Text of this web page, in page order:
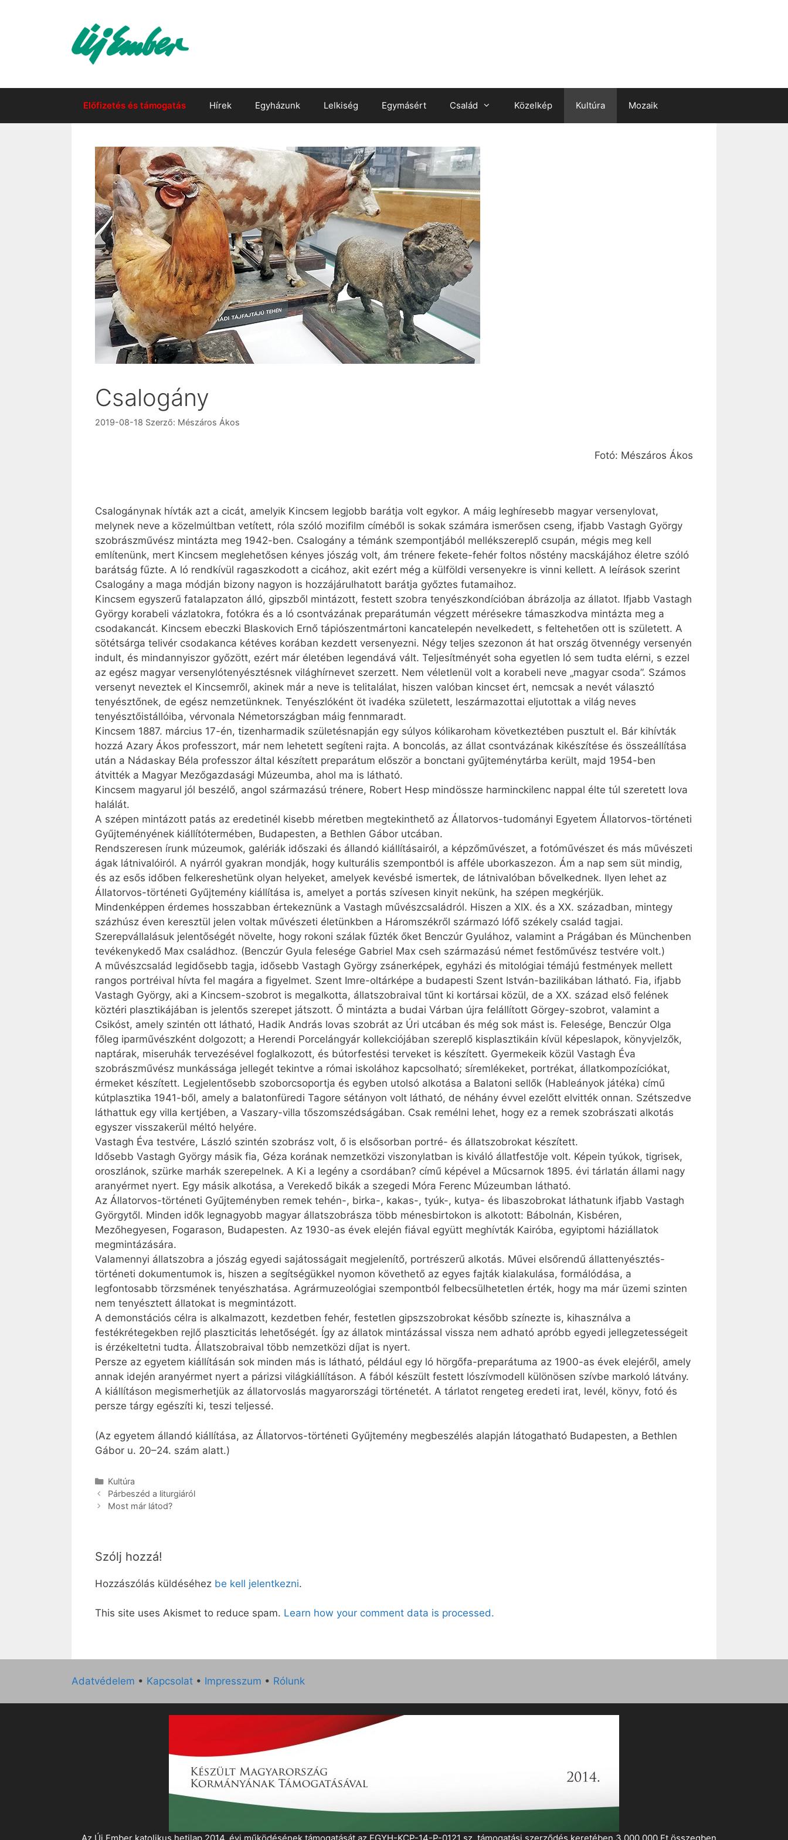
Előfizetés és támogatás Hírek Egyházunk Lelkiség Egymásért Család Közelkép Kultúra Mozaik
Csalogány
2019-08-18 Szerző: Mészáros Ákos
Fotó: Mészáros Ákos
Csalogánynak hívták azt a cicát, amelyik Kincsem legjobb barátja volt egykor. A máig leghíresebb magyar versenylovat,
melynek neve a közelmúltban vetített, róla szóló mozifilm címéből is sokak számára ismerősen cseng, ifjabb Vastagh György
szobrászművész mintázta meg 1942-ben. Csalogány a témánk szempontjából mellékszereplő csupán, mégis meg kell
említenünk, mert Kincsem meglehetősen kényes jószág volt, ám trénere fekete-fehér foltos nőstény macskájához életre szóló
barátság fűzte. A ló rendkívül ragaszkodott a cicához, akit ezért még a külföldi versenyekre is vinni kellett. A leírások szerint
Csalogány a maga módján bizony nagyon is hozzájárulhatott barátja győztes futamaihoz.
Kincsem egyszerű fatalapzaton álló, gipszből mintázott, festett szobra tenyész­kondícióban ábrázolja az állatot. Ifjabb Vastagh
György korabeli vázlatokra, fotókra és a ló csontvázának preparátumán végzett mérésekre támaszkodva mintázta meg a
csodakancát. Kincsem ebeczki Blaskovich Ernő tápiószentmártoni kancatelepén nevelkedett, s feltehetően ott is született. A
sö­tét­sárga telivér csodakanca kétéves korában kezdett versenyezni. Négy teljes szezonon át hat ország ötvennégy versenyén
indult, és mindannyiszor győzött, ezért már életében legendává vált. Teljesítményét soha egyetlen ló sem tudta elérni, s ezzel
az egész magyar versenylótenyésztésnek világhírnevet szerzett. Nem véletlenül volt a korabeli neve „magyar csoda”. Számos
versenyt neveztek el Kincsemről, akinek már a neve is telitalálat, hiszen valóban kincset ért, nemcsak a nevét választó
tenyésztőnek, de egész nemzetünknek. Tenyészlóként öt ivadéka született, leszármazottai eljutottak a világ neves
tenyésztőistállóiba, vérvonala Németországban máig fennmaradt.
Kincsem 1887. március 17-én, tizenharmadik születésnapján egy súlyos kólikaroham következtében pusztult el. Bár kihívták
hozzá Azary Ákos professzort, már nem lehetett segíteni rajta. A boncolás, az állat csontvázának kikészítése és összeállítása
után a Nádaskay Béla professzor által készített preparátum először a bonctani gyűjteménytárba került, majd 1954-ben
átvitték a Magyar Mezőgazdasági Múzeumba, ahol ma is látható.
Kincsem magyarul jól beszélő, angol származású trénere, Robert Hesp mindössze harminckilenc nappal élte túl szeretett lova
halálát.
A szépen mintázott patás az eredetinél kisebb méretben megtekinthető az Állatorvos-tudományi Egyetem Állatorvos-történeti
Gyűjteményének kiállítótermében, Budapesten, a Bethlen Gábor utcában.
Rendszeresen írunk múzeumok, galériák időszaki és állandó kiállításairól, a képzőművészet, a fotóművészet és más művészeti
ágak látnivalóiról. A nyárról gyakran mondják, hogy kulturális szempontból is afféle uborkaszezon. Ám a nap sem süt mindig,
és az esős időben felkereshetünk olyan helyeket, amelyek kevésbé ismertek, de látnivalóban bővelkednek. Ilyen lehet az
Állatorvos-történeti Gyűjtemény kiállítása is, amelyet a portás szívesen kinyit nekünk, ha szépen megkérjük.
Mindenképpen érdemes hosszabban értekeznünk a Vastagh művészcsaládról. Hiszen a XIX. és a XX. században, mintegy
százhúsz éven keresztül jelen voltak művészeti életünkben a Háromszékről származó lófő székely család tagjai.
Szerepvállalásuk jelentőségét növelte, hogy rokoni szálak fűzték őket Benczúr Gyulához, valamint a Prágában és Münchenben
tevékenykedő Max családhoz. (Benczúr Gyula felesége Gabriel Max cseh származású német festőművész testvére volt.)
A művészcsalád legidősebb tagja, idősebb Vastagh György zsánerképek, egyházi és mitológiai témájú festmények mellett
rangos portréival hívta fel magára a figyelmet. Szent Imre-oltárképe a budapesti Szent István-bazilikában látható. Fia, ifjabb
Vastagh György, aki a Kincsem-szobrot is megalkotta, állatszobraival tűnt ki kortársai közül, de a XX. század első felének
köztéri plasztikájában is jelentős szerepet játszott. Ő mintázta a budai Várban újra felállított Görgey-szobrot, valamint a
Csikóst, amely szintén ott látható, Hadik András lovas szobrát az Úri utcában és még sok mást is. Felesége, Benczúr Olga
főleg iparművészként dolgozott; a Herendi Porcelángyár kollekciójában szereplő kisplasztikáin kívül képeslapok, könyvjelzők,
naptárak, miseruhák tervezésével foglalkozott, és bútorfestési terveket is készített. Gyermekeik közül Vastagh Éva
szobrászművész munkássága jellegét tekintve a római iskolához kapcsolható; síremlékeket, portrékat, állatkompozíciókat,
érmeket készített. Legjelentősebb szoborcsoportja és egyben utolsó alkotása a Balatoni sellők (Hableányok játéka) című
kútplasztika 1941-ből, amely a balatonfüredi Tagore sétányon volt látható, de néhány évvel ezelőtt elvitték onnan. Szétszedve
láthattuk egy villa kertjében, a Vaszary-villa tőszomszédságában. Csak remélni lehet, hogy ez a remek szobrászati alkotás
egyszer visszakerül méltó helyére.
Vastagh Éva testvére, László szintén szobrász volt, ő is elsősorban portré- és állatszobrokat készített.
Idősebb Vastagh György másik fia, Géza korának nemzetközi viszonylatban is kiváló állatfestője volt. Képein tyúkok, tigrisek,
oroszlánok, szürke marhák szerepelnek. A Ki a legény a csordában? című képével a Műcsarnok 1895. évi tárlatán állami nagy
aranyérmet nyert. Egy másik alkotása, a Verekedő bikák a szegedi Móra Ferenc Múzeumban látható.
Az Állatorvos-történeti Gyűjteményben remek tehén-, birka-, kakas-, tyúk-, kutya- és libaszobrokat láthatunk ifjabb Vastagh
Györgytől. Minden idők legnagyobb magyar állatszobrásza több ménesbirtokon is alkotott: Bábolnán, Kisbéren,
Mezőhegyesen, Fogarason, Budapesten. Az 1930-as évek elején fiával együtt meghívták Kairóba, egyiptomi háziállatok
megmintázására.
Valamennyi állatszobra a jószág egyedi sajátosságait megjelenítő, portrészerű alkotás. Művei elsőrendű állattenyésztés-
történeti dokumentumok is, hiszen a segítségükkel nyomon követhető az egyes fajták kialakulása, formálódása, a
legfontosabb törzsmének tenyészhatása. Agrármuzeológiai szempontból felbecsülhetetlen érték, hogy ma már üzemi szinten
nem tenyésztett állatokat is megmintázott.
A demonstációs célra is alkalmazott, kezdetben fehér, festetlen gipszszobrokat később színezte is, kihasználva a
festékrétegekben rejlő plaszticitás lehetőségét. Így az állatok mintázással vissza nem adható apróbb egyedi jellegzetességeit
is érzékeltetni tudta. Állatszobraival több nemzetközi díjat is nyert.
Persze az egyetem kiállításán sok minden más is látható, például egy ló hörgőfa-preparátuma az 1900-as évek elejéről, amely
annak idején aranyérmet nyert a párizsi világkiállításon. A fából készült festett lószívmodell különösen szívbe markoló látvány.
A kiállításon megismerhetjük az állatorvoslás magyarországi történetét. A tárlatot rengeteg eredeti irat, levél, könyv, fotó és
persze tárgy egészíti ki, teszi teljessé.
(Az egyetem állandó kiállítása, az Állatorvos-történeti Gyűjtemény megbeszélés alapján látogatható Budapesten, a Bethlen
Gábor u. 20–24. szám alatt.)
Kategória
Kultúra
Párbeszéd a liturgiáról
Most már látod?
Szólj hozzá!
Hozzászólás küldéséhez be kell jelentkezni.
This site uses Akismet to reduce spam. Learn how your comment data is processed.
Adatvédelem • Kapcsolat • Impresszum • Rólunk